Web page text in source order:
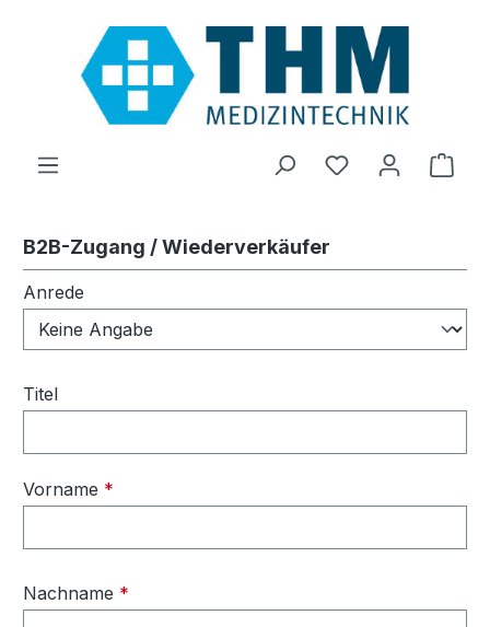
Zum Hauptinhalt springen
Du hast 0
B2B-Zugang / Wiederverkäufer
Persönliche Informationen
Anrede
Titel
Vorname *
Nachname *